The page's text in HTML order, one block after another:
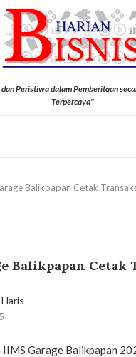
Peristiwa dalam Pemberitaan
Terpercaya"
Balikpapan Cetak
Balikpapan Cetak
Garage Balikpapan